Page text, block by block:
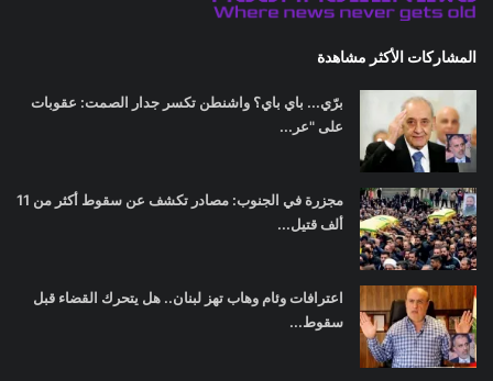
المشاركات الأكثر مشاهدة
برّي... باي باي؟ واشنطن تكسر جدار الصمت: عقوبات
على "عر...
مجزرة في الجنوب: مصادر تكشف عن سقوط أكثر من 11
ألف قتيل...
اعترافات وئام وهاب تهز لبنان.. هل يتحرك القضاء قبل
سقوط...